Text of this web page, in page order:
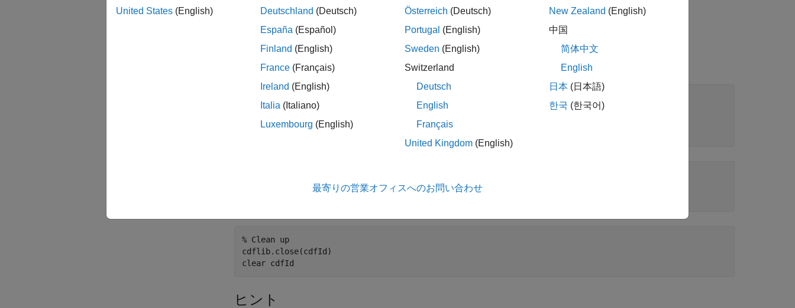
ローバル スコープが必要です。
例の CDF を開き、ファイル内のグローバル属性に関連付けられているエントリの数を確認します。
% The first attribute is a global attribute
% Clean up
cdflib.close(cdfId)
clear cdfId
ヒント
United States (English)
Deutschland (Deutsch)
España (Español)
Finland (English)
France (Français)
Ireland (English)
Italia (Italiano)
Luxembourg (English)
Österreich (Deutsch)
Portugal (English)
Sweden (English)
Switzerland
Deutsch
English
Français
United Kingdom (English)
New Zealand (English)
中国
简体中文
English
日本 (日本語)
한국 (한국어)
最寄りの営業オフィスへのお問い合わせ